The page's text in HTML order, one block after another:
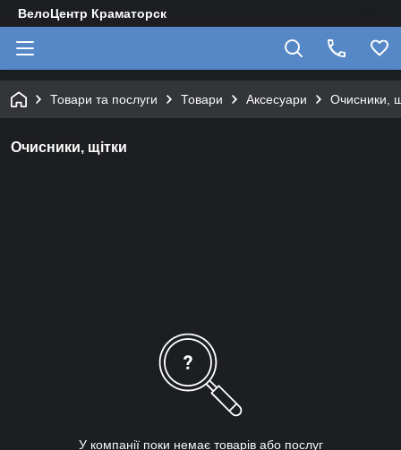
ВелоЦентр Краматорск
Товари та послуги Товари Аксесуари Очисники,
Очисники, щітки
У компанії поки немає товарів або послуг